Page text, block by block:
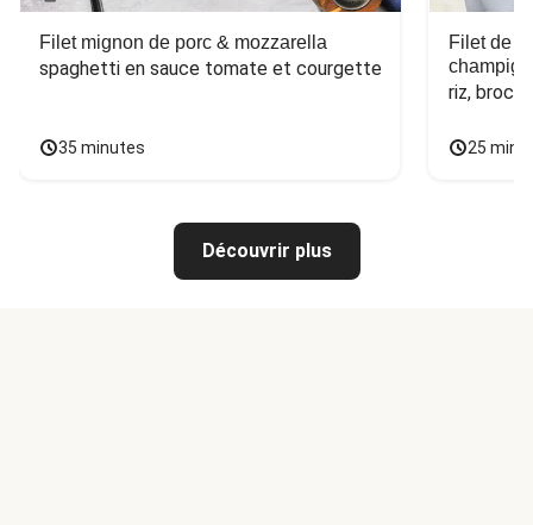
Filet mignon de porc & mozzarella
spaghetti en sauce tomate et courgette
35 minutes
Filet de
riz,
25
Découvrir plus